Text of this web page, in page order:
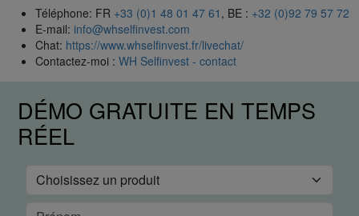
Téléphone: FR +33 (0)1 48 01 47 61 , BE : +32 (0)92 79 57 72
E-mail: info@whselfinvest.com
Chat: https://www.whselfinvest.fr/livechat/
Contactez-moi : WH Selfinvest - contact
DÉMO GRATUITE EN TEMPS
RÉEL